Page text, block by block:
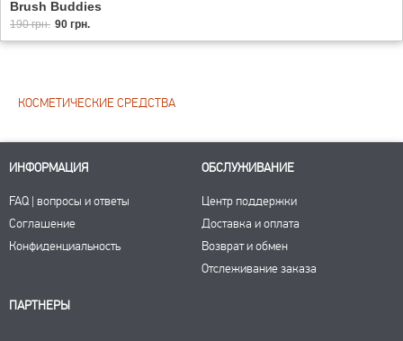
Brush Buddies
190 грн. 90 грн.
КОСМЕТИЧЕСКИЕ СРЕДСТВА
ИНФОРМАЦИЯ
FAQ | вопросы и ответы
Соглашение
Конфиденциальность
ОБСЛУЖИВАНИЕ
Центр поддержки
Доставка и оплата
Возврат и обмен
Отслеживание заказа
ПАРТНЕРЫ